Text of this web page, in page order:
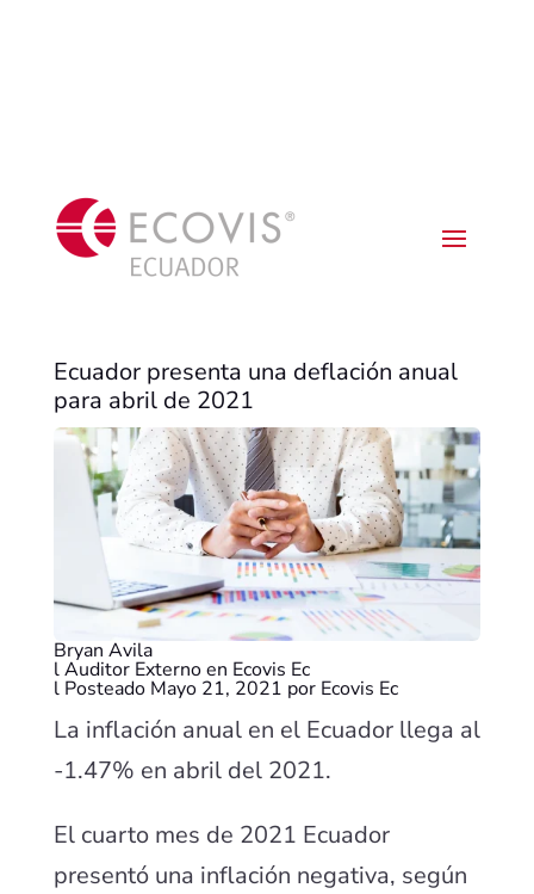
Ecuador presenta una deflación anual
para abril de 2021
Bryan Avila
l Auditor Externo en Ecovis Ec
l Posteado Mayo 21, 2021 por Ecovis Ec
La inflación anual en el Ecuador llega al
-1.47% en abril del 2021.
El cuarto mes de 2021 Ecuador
presentó una inflación negativa, según